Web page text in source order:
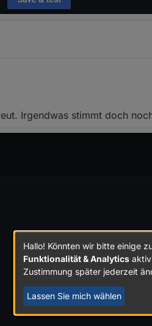
Leerzeichen und dann der Token
Irgendwas stimmt doch
Hallo! Könnten wir bitte einige
Funktionalität & Analytics
Zustimmung später jederzeit
Lassen Sie mich wählen